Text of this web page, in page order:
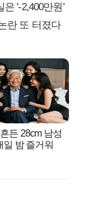
'-2,400만원'
란 또 터졌다
든 28cm 남성
일 밤 즐거워